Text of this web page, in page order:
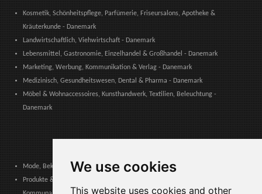
We use cookies
This website uses cookies and other
Kosmetik, Schönheitspflege, Parfümerie, Friseursalons, Apotheke &
Kräuterkunde - Danemark
Landwirtschaftlich, Viehwirtschaft - Danemark
Lebensmittel, Gastronomie, Einzelhandel & Großhandel - Danemark
Marketing, Werbung, Kommunikation & Verlag - Danemark
Medizinisch, Gesundheitswesen, Dental & Pharma - Danemark
Möbel & Wohnaccessoires, Kunsthandwerk, Textilien, Beleuchtung -
Danemark
Mode, Bekleidung, Modeaccessoires, Schuhe & Lederwaren - Danemark
Produkte & Dienstleistungen für Gemeinschaften, Öffentliche Verwaltung &